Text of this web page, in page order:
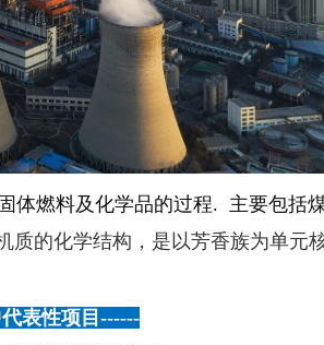
燃料及化学品的过程. 主要包括
质的化学结构，是以芳香族为单元
表性项目------